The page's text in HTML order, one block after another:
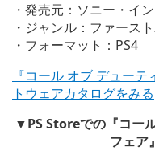
・発売元：ソニー・イ
・ジャンル：ファース
・フォーマット：PS4
『コール オブ デュー
トウェアカタログをみる
▼PS Storeでの『コー
フェア